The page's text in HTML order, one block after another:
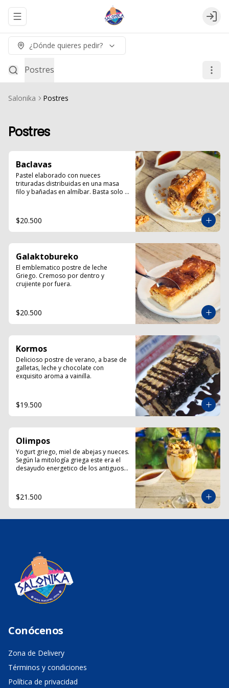
Abrir menu de navegación Login
¿Dónde quieres pedir?
Postres
Salonika Postres
Postres
Baclavas
Pastel elaborado con nueces
trituradas distribuidas en una masa
filo y bañadas en almíbar. Basta solo
$20.500
Galaktobureko
El emblematico postre de leche
Griego. Cremoso por dentro y
crujiente por fuera.
$20.500
Kormos
Delicioso postre de verano, a base de
galletas, leche y chocolate con
exquisito aroma a vainilla.
$19.500
Olimpos
Yogurt griego, miel de abejas y nueces.
Según la mitología griega este era el
desayudo energetico de los antiguos
$21.500
Conócenos
Zona de Delivery
Términos y condiciones
Política de privacidad